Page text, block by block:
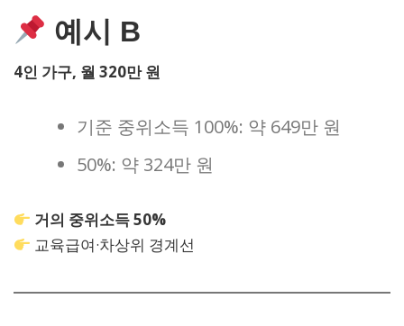
예시 B
4인 가구, 월 320만 원
기준 중위소득 100%: 약 649만 원
50%: 약 324만 원
거의 중위소득 50%
교육급여·차상위 경계선